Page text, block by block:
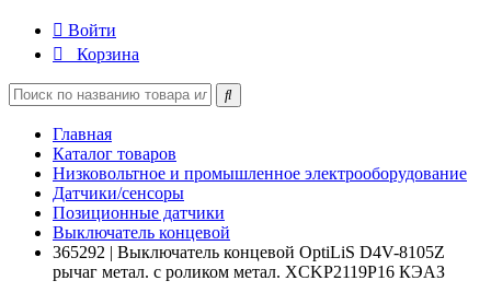
Войти
Корзина
Главная
Каталог товаров
Низковольтное и промышленное электрооборудование
Датчики/сенсоры
Позиционные датчики
Выключатель концевой
365292 | Выключатель концевой OptiLiS D4V-8105Z
рычаг метал. с роликом метал. XCKP2119P16 КЭАЗ